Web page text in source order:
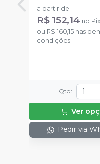
a partir de:
R$ 152,14 no Pix
ou R$ 160,15 nas
condições
Qtd :
Ver
Pedir via